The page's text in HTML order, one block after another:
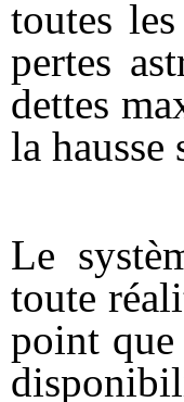
toutes
pertes
dettes
la hausse
Le
toute
point que